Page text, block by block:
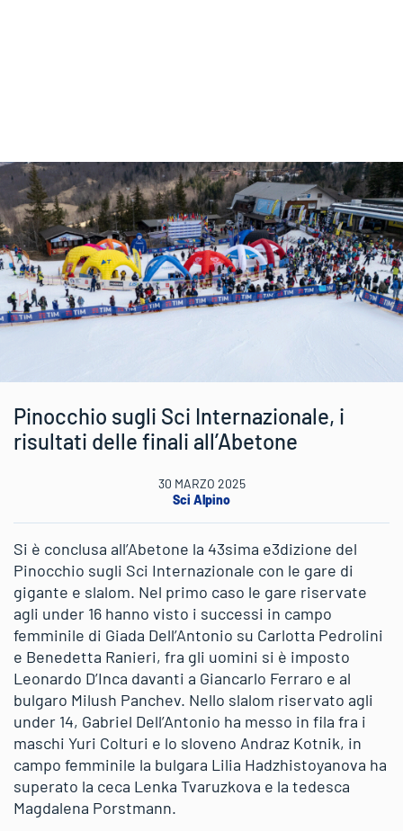
Pinocchio sugli Sci Internazionale, i
risultati delle finali all’Abetone
30 MARZO 2025
Sci Alpino
Si è conclusa all’Abetone la 43sima e3dizione del
Pinocchio sugli Sci Internazionale con le gare di
gigante e slalom. Nel primo caso le gare riservate
agli under 16 hanno visto i successi in campo
femminile di Giada Dell’Antonio su Carlotta Pedrolini
e Benedetta Ranieri, fra gli uomini si è imposto
Leonardo D’Inca davanti a Giancarlo Ferraro e al
bulgaro Milush Panchev. Nello slalom riservato agli
under 14, Gabriel Dell’Antonio ha messo in fila fra i
maschi Yuri Colturi e lo sloveno Andraz Kotnik, in
campo femminile la bulgara Lilia Hadzhistoyanova ha
superato la ceca Lenka Tvaruzkova e la tedesca
Magdalena Porstmann.